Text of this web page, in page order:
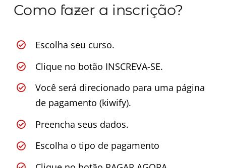
Como fazer a inscrição?
Escolha seu curso.
Clique no botão INSCREVA-SE.
Você será direcionado para uma página
de pagamento (kiwify).
Preencha seus dados.
Escolha o tipo de pagamento